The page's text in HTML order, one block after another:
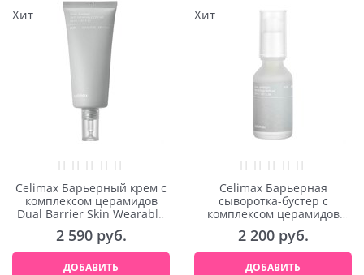
Хит
Celimax Барьерный крем с
комплексом церамидов
Dual Barrier Skin Wearable
Cream 50ml
2 590 руб.
ДОБАВИТЬ
Хит
Celimax Барьерная
сыворотка-бустер с
комплексом церамидов
Dual Barrier Boosting Serum
30ml
2 200 руб.
ДОБАВИТЬ